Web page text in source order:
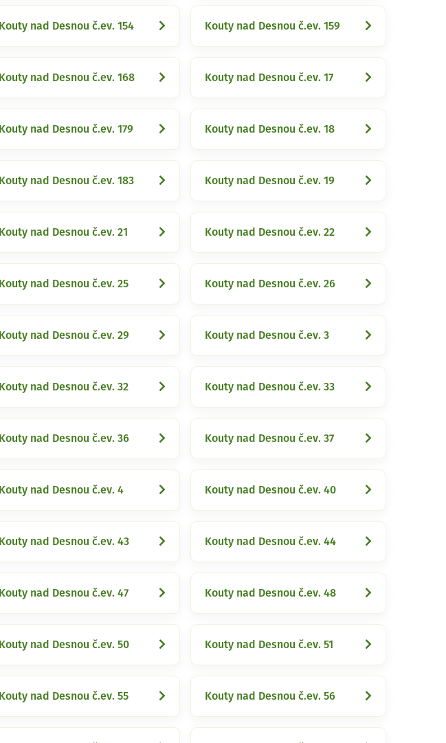
Kouty nad Desnou č.ev. 154 Kouty nad Desnou č.ev. 159
Kouty nad Desnou č.ev. 168 Kouty nad Desnou č.ev. 17
Kouty nad Desnou č.ev. 179 Kouty nad Desnou č.ev. 18
Kouty nad Desnou č.ev. 183 Kouty nad Desnou č.ev. 19
Kouty nad Desnou č.ev. 21 Kouty nad Desnou č.ev. 22
Kouty nad Desnou č.ev. 25 Kouty nad Desnou č.ev. 26
Kouty nad Desnou č.ev. 29 Kouty nad Desnou č.ev. 3
Kouty nad Desnou č.ev. 32 Kouty nad Desnou č.ev. 33
Kouty nad Desnou č.ev. 36 Kouty nad Desnou č.ev. 37
Kouty nad Desnou č.ev. 4 Kouty nad Desnou č.ev. 40
Kouty nad Desnou č.ev. 43 Kouty nad Desnou č.ev. 44
Kouty nad Desnou č.ev. 47 Kouty nad Desnou č.ev. 48
Kouty nad Desnou č.ev. 50 Kouty nad Desnou č.ev. 51
Kouty nad Desnou č.ev. 55 Kouty nad Desnou č.ev. 56